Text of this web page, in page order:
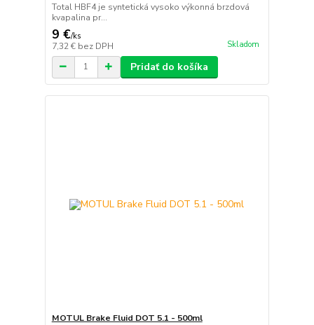
Total HBF4 je syntetická vysoko výkonná brzdová
kvapalina pr...
9 €/ks
7,32 € bez DPH Skladom
Pridať do košíka
MOTUL Brake Fluid DOT 5.1 - 500ml